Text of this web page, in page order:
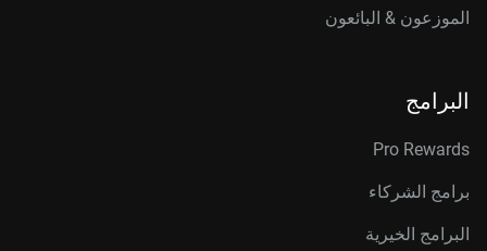
الموزعون & البائعون
البرامج
Pro Rewards
برامج الشركاء
البرامج الخيرية